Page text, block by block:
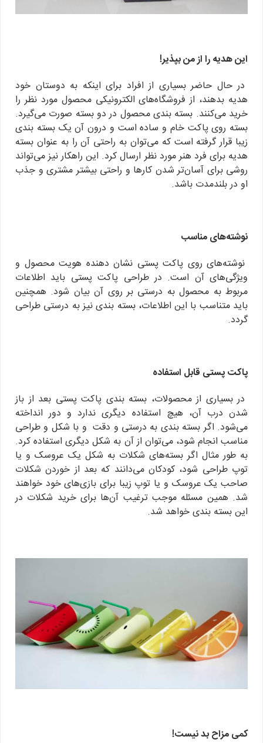
این هدیه را از من بپذیر!
در حال حاضر بسیاری از افراد برای اینکه به دوستان خود
هدیه بدهند، از فروشگاه‌های الکترونیکی محصول مورد نظر را
خرید می‌کنند. بسته بندی محصول در دو بسته صورت می‌گیرد.
بسته روی پاکت خام و ساده است و درون آن یک بسته بندی
زیبا قرار گرفته است که می‌توان به راحتی آن را به عنوان بسته
هدیه برای فرد هنر مورد نظر ارسال کرد. این راهکار نیز می‌تواند
روشی برای آسان‌تر شدن کارها و راحتی بیشتر مشتری و جذب
او در بلندمدت باشد.
نوشته‌های مناسب
نوشته‌های روی پاکت پستی نشان دهنده هویت محصول و
ویژگی‌های آن است. در طراحی پاکت پستی باید اطلاعات
مربوط به محصول به درستی بر روی آن بیان شود. همچنین
باید متناسب با این اطلاعات، بسته بندی نیز به درستی طراحی
گردد.
پاکت پستی قابل استفاده
در بسیاری از محصولات، بسته بندی پاکت پستی بعد از باز
شدن درب آن، هیچ استفاده دیگری ندارد و دور انداخته
می‌شود. اگر بسته بندی به درستی و دقت و با شکل و طراحی
مناسب انجام شود، می‌توان از آن به شکل دیگری استفاده کرد.
به طور مثال اگر بسته‌های شکلات به شکل یک عروسک و یا
توپ طراحی شود، کودکان می‌دانند که بعد از خوردن شکلات
صاحب یک عروسک و یا توپ زیبا برای بازی‌های خود خواهند
شد. همین مسئله موجب ترغیب آن‌ها برای خرید شکلات در
این بسته بندی خواهد شد.
کمی مزاح بد نیست!